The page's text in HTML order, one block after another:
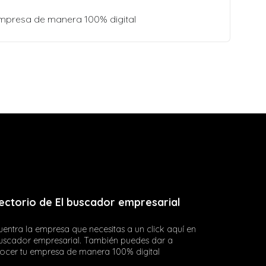
de manera 100% digital
de El buscador empresarial
la empresa que necesitas a un click aquí en
empresarial. También puedes dar a
tu empresa de manera 100% digital